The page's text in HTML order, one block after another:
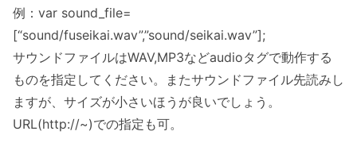
例：var sound_file=
[“sound/fuseikai.wav”,”sound/seikai.wav”];
サウンドファイルはWAV,MP3などaudioタグで動作する
ものを指定してください。またサウンドファイル先読みし
ますが、サイズが小さいほうが良いでしょう。
URL(http://~)での指定も可。